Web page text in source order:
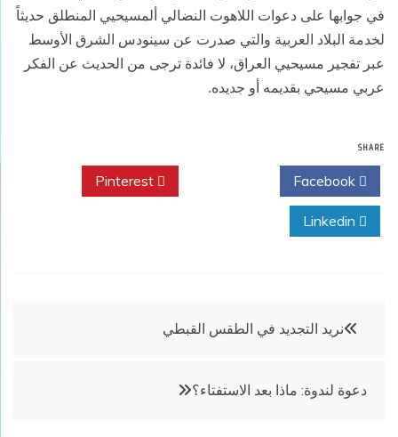
في جوابها على دعوات اللاهوت النضالي ألمسيحيي المنطلق حديثاً
لخدمة البلاد العربية والتي صدرت عن سينودس الشرق الأوسط
عبر تفجير مسيحيي العراق، لا فائدة ترجى من الحديث عن الفكر
عربي مسيحي بقديمه أو جديده.
SHARE
تصفّح
نريد التجديد في الطقس القبطي
دعوة لندوة: ماذا بعد الاستفتاء؟